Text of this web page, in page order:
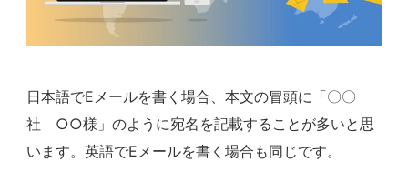
日本語でEメールを書く場合、本文の冒頭に「〇〇
社 ○○様」のように宛名を記載することが多いと思
います。英語でEメールを書く場合も同じです。